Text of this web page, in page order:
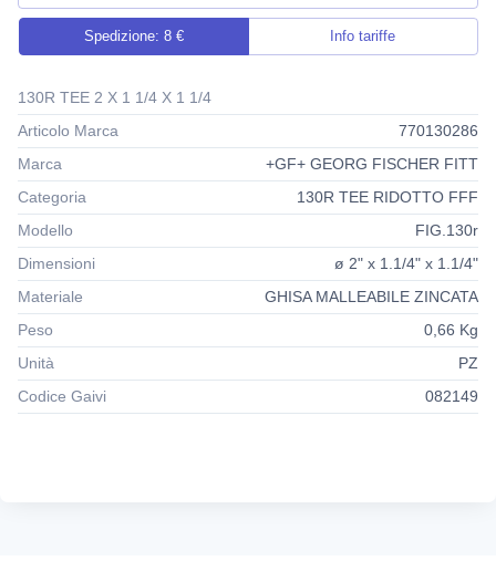
Spedizione: 8 € Info tariffe
130R TEE 2 X 1 1/4 X 1 1/4
Articolo Marca
770130286
Marca
+GF+ GEORG FISCHER FITT
Categoria
130R TEE RIDOTTO FFF
Modello
FIG.130r
Dimensioni
ø 2" x 1.1/4" x 1.1/4"
Materiale
GHISA MALLEABILE ZINCATA
Peso
0,66 Kg
Unità
PZ
Codice Gaivi
082149